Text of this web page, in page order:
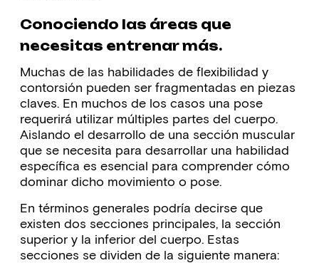
Conociendo las áreas que
necesitas entrenar más.
Muchas de las habilidades de flexibilidad y
contorsión pueden ser fragmentadas en piezas
claves. En muchos de los casos una pose
requerirá utilizar múltiples partes del cuerpo.
Aislando el desarrollo de una sección muscular
que se necesita para desarrollar una habilidad
específica es esencial para comprender cómo
dominar dicho movimiento o pose.
En términos generales podría decirse que
existen dos secciones principales, la sección
superior y la inferior del cuerpo. Estas
secciones se dividen de la siguiente manera: